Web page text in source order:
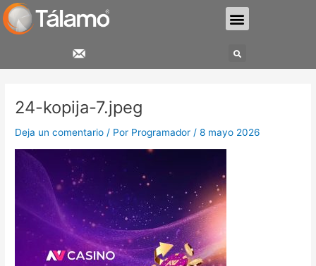
al
contenido
Menu
Search
24-kopija-7.jpeg
Deja un comentario / Por Programador /8 mayo 2026
entradas